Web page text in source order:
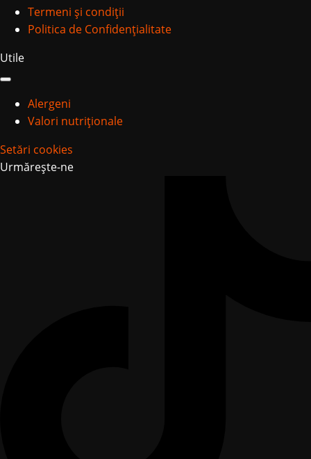
Termeni și condiții
Politica de Confidențialitate
Utile
Alergeni
Valori nutriționale
Setări cookies
Urmărește-ne